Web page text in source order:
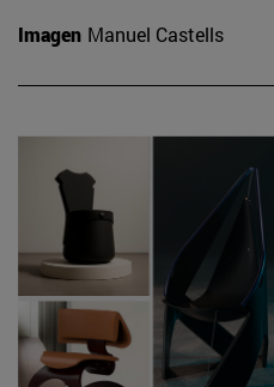
Imagen Manuel Castells